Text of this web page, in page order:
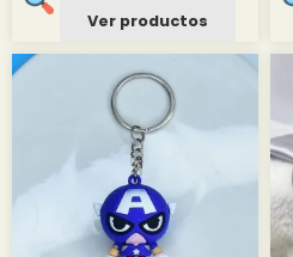
Ver productos